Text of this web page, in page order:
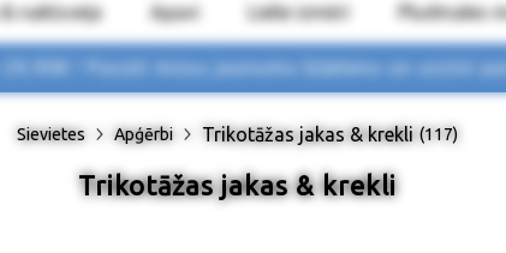
naktsveļa Apavi Lielie izmēri Pludmales
! Pasūti mūsu jaunumu biļetenu un uzzini
Sievietes Apģērbi Trikotāžas jakas & krekli (117)
Trikotāžas jakas & krekli